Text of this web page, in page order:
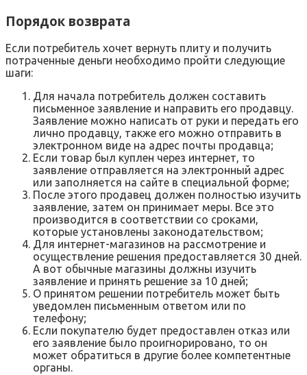
Порядок возврата
Если потребитель хочет вернуть плиту и получить
потраченные деньги необходимо пройти следующие
шаги:
Для начала потребитель должен составить
письменное заявление и направить его продавцу.
Заявление можно написать от руки и передать его
лично продавцу, также его можно отправить в
электронном виде на адрес почты продавца;
Если товар был куплен через интернет, то
заявление отправляется на электронный адрес
или заполняется на сайте в специальной форме;
После этого продавец должен полностью изучить
заявление, затем он принимает меры. Все это
производится в соответствии со сроками,
которые установлены законодательством;
Для интернет-магазинов на рассмотрение и
осуществление решения предоставляется 30 дней.
А вот обычные магазины должны изучить
заявление и принять решение за 10 дней;
О принятом решении потребитель может быть
уведомлен письменным ответом или по
телефону;
Если покупателю будет предоставлен отказ или
его заявление было проигнорировано, то он
может обратиться в другие более компетентные
органы.